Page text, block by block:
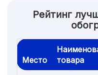
Рейтинг
Место
товара